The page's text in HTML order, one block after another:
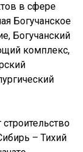
в сфере
Богучанское
Богучанский
комплекс,
– Тихий